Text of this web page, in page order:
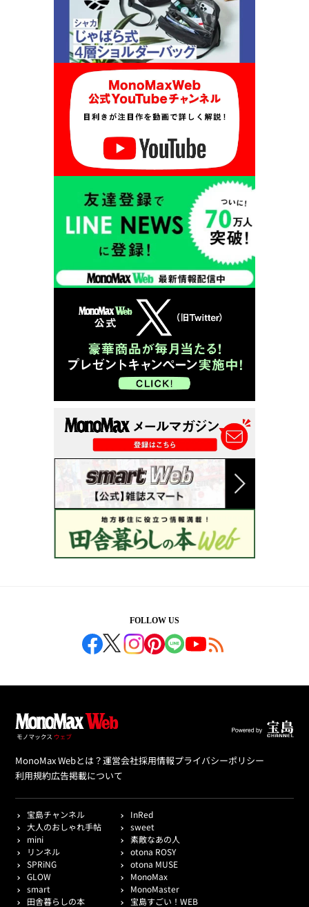
FOLLOW US
MonoMax Webとは？運営会社採用情報プライバシーポリシー
利用規約広告掲載について
宝島チャンネル
InRed
大人のおしゃれ手帖
sweet
mini
素敵なあの人
リンネル
otona ROSY
SPRiNG
otona MUSE
GLOW
MonoMax
smart
MonoMaster
田舎暮らしの本
宝島すごい！WEB